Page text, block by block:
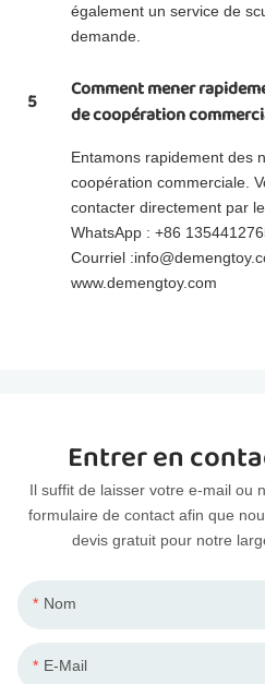
également un service de
demande.
5
Comment mener
de coopération
Entamons rapidement des
coopération commerciale.
contacter directement par
WhatsApp : +86
Courriel
www.demengtoy.com
Entrer en
Il suffit de laisser votre e-mail ou
formulaire de contact afin que
devis gratuit pour notre
Nom
E-Mail